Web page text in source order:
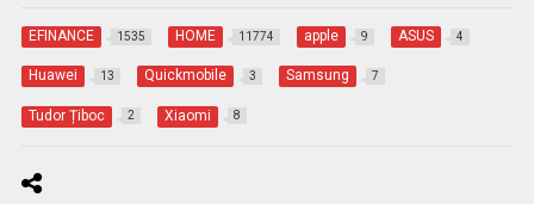
EFINANCE 1535 HOME 11774 apple 9 ASUS 4
Huawei 13 Quickmobile 3 Samsung 7
Tudor Țiboc 2 Xiaomi 8